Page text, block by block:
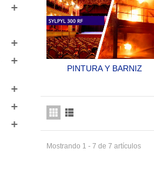
CELULÓSICOS. CUMPLE
UL 723/ASTM E-84
SYLPYL 1300 M
PINTURA Y BARNIZ
Mostrando 1 - 7 de 7 artículos